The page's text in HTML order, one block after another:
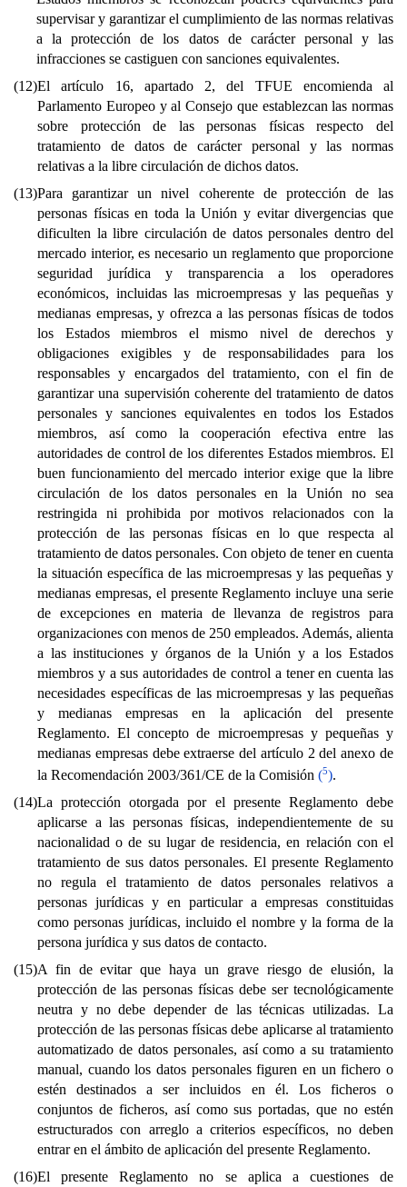
supervisar y garantizar el cumplimiento de las normas relativas
a la protección de los datos de carácter personal y las
infracciones se castiguen con sanciones equivalentes.
(12)El artículo 16, apartado 2, del TFUE encomienda al
Parlamento Europeo y al Consejo que establezcan las normas
sobre protección de las personas físicas respecto del
tratamiento de datos de carácter personal y las normas
relativas a la libre circulación de dichos datos.
(13)Para garantizar un nivel coherente de protección de las
personas físicas en toda la Unión y evitar divergencias que
dificulten la libre circulación de datos personales dentro del
mercado interior, es necesario un reglamento que proporcione
seguridad jurídica y transparencia a los operadores
económicos, incluidas las microempresas y las pequeñas y
medianas empresas, y ofrezca a las personas físicas de todos
los Estados miembros el mismo nivel de derechos y
obligaciones exigibles y de responsabilidades para los
responsables y encargados del tratamiento, con el fin de
garantizar una supervisión coherente del tratamiento de datos
personales y sanciones equivalentes en todos los Estados
miembros, así como la cooperación efectiva entre las
autoridades de control de los diferentes Estados miembros. El
buen funcionamiento del mercado interior exige que la libre
circulación de los datos personales en la Unión no sea
restringida ni prohibida por motivos relacionados con la
protección de las personas físicas en lo que respecta al
tratamiento de datos personales. Con objeto de tener en cuenta
la situación específica de las microempresas y las pequeñas y
medianas empresas, el presente Reglamento incluye una serie
de excepciones en materia de llevanza de registros para
organizaciones con menos de 250 empleados. Además, alienta
a las instituciones y órganos de la Unión y a los Estados
miembros y a sus autoridades de control a tener en cuenta las
necesidades específicas de las microempresas y las pequeñas
y medianas empresas en la aplicación del presente
Reglamento. El concepto de microempresas y pequeñas y
medianas empresas debe extraerse del artículo 2 del anexo de
la Recomendación 2003/361/CE de la Comisión (5).
(14)La protección otorgada por el presente Reglamento debe
aplicarse a las personas físicas, independientemente de su
nacionalidad o de su lugar de residencia, en relación con el
tratamiento de sus datos personales. El presente Reglamento
no regula el tratamiento de datos personales relativos a
personas jurídicas y en particular a empresas constituidas
como personas jurídicas, incluido el nombre y la forma de la
persona jurídica y sus datos de contacto.
(15)A fin de evitar que haya un grave riesgo de elusión, la
protección de las personas físicas debe ser tecnológicamente
neutra y no debe depender de las técnicas utilizadas. La
protección de las personas físicas debe aplicarse al tratamiento
automatizado de datos personales, así como a su tratamiento
manual, cuando los datos personales figuren en un fichero o
estén destinados a ser incluidos en él. Los ficheros o
conjuntos de ficheros, así como sus portadas, que no estén
estructurados con arreglo a criterios específicos, no deben
entrar en el ámbito de aplicación del presente Reglamento.
(16)El presente Reglamento no se aplica a cuestiones de